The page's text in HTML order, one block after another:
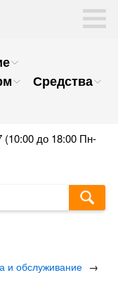
Средства
(10:00 до 18:00 Пн-
и обслуживание →